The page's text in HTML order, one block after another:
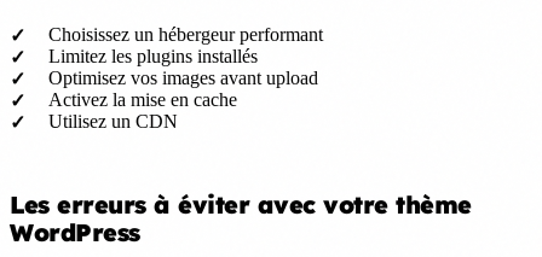
Choisissez un hébergeur performant
Limitez les plugins installés
Optimisez vos images avant upload
Activez la mise en cache
Utilisez un CDN
Les erreurs à éviter avec votre thème
WordPress